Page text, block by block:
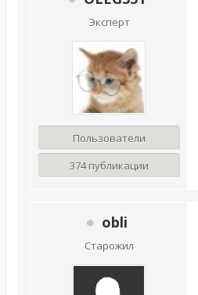
Эксперт
Пользователи
374 публикации
obli
Старожил